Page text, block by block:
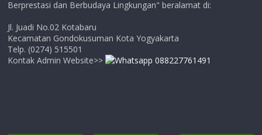
Berprestasi dan Berbudaya Lingkungan" beralamat di:
Jl. Juadi No.02 Kotabaru
Kecamatan Gondokusuman Kota Yogyakarta
Telp. (0274) 515501
Kontak Admin Website>>